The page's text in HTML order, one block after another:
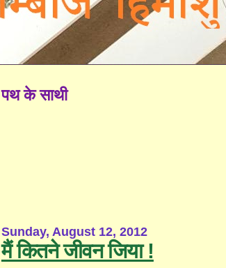
पथ के साथी
Sunday, August 12, 2012
मैं कितने जीवन जिया !